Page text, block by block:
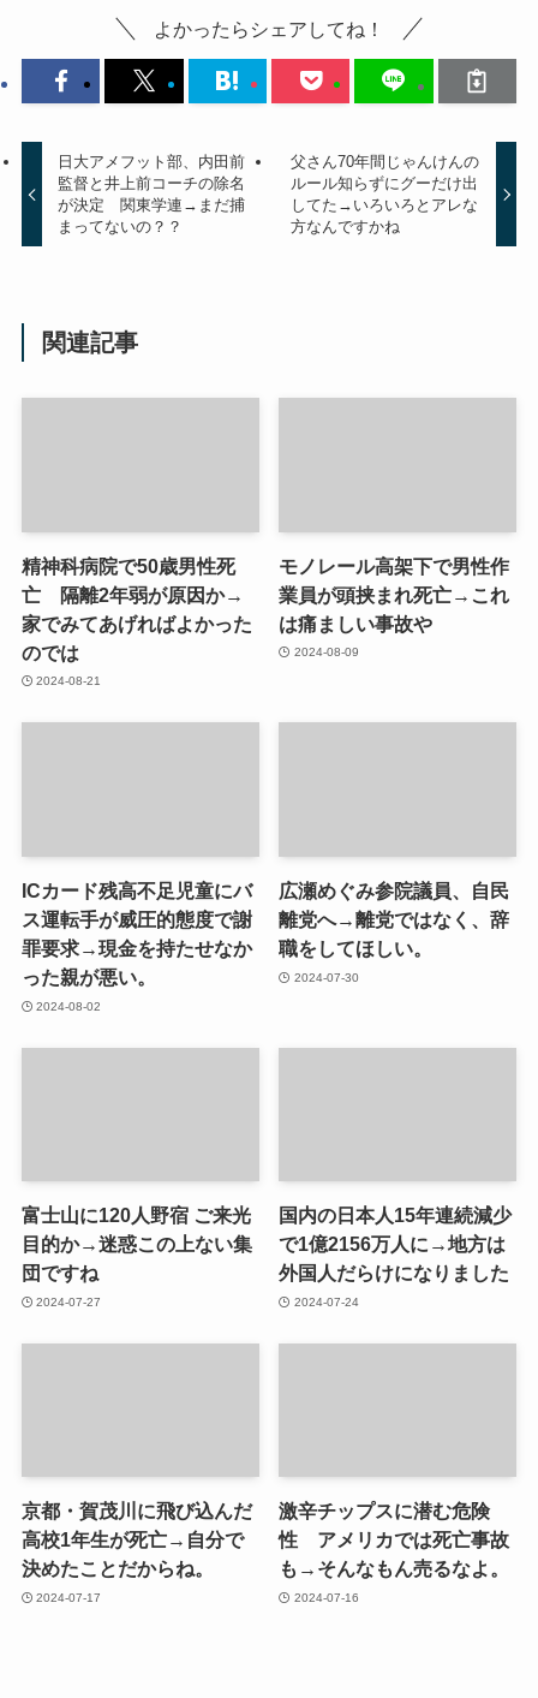
よかったらシェアしてね！
日大アメフット部、内田前
監督と井上前コーチの除名
が決定 関東学連→まだ捕
まってないの？？
父さん70年間じゃんけんの
ルール知らずにグーだけ出
してた→いろいろとアレな
方なんですかね
関連記事
精神科病院で50歳男性死
亡 隔離2年弱が原因か→
家でみてあげればよかった
のでは
2024-08-21
モノレール高架下で男性作
業員が頭挟まれ死亡→これ
は痛ましい事故や
2024-08-09
ICカード残高不足児童にバ
ス運転手が威圧的態度で謝
罪要求→現金を持たせなか
った親が悪い。
2024-08-02
広瀬めぐみ参院議員、自民
離党へ→離党ではなく、辞
職をしてほしい。
2024-07-30
富士山に120人野宿 ご来光
目的か→迷惑この上ない集
団ですね
2024-07-27
国内の日本人15年連続減少
で1億2156万人に→地方は
外国人だらけになりました
2024-07-24
京都・賀茂川に飛び込んだ
高校1年生が死亡→自分で
決めたことだからね。
2024-07-17
激辛チップスに潜む危険
性 アメリカでは死亡事故
も→そんなもん売るなよ。
2024-07-16